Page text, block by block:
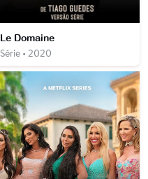
Le Domaine
Série • 2020